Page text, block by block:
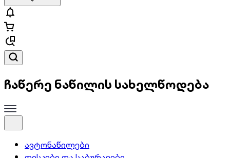
ჩაწერე ნაწილის სახელწოდება
ავტონაწილები